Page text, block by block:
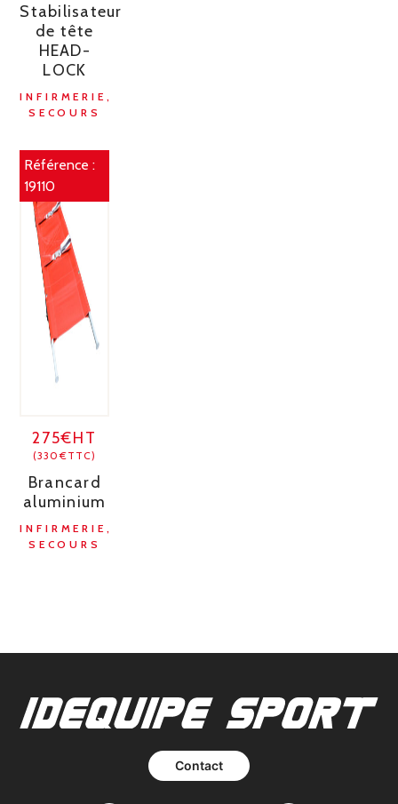
Stabilisateur
de tête
HEAD-
LOCK
INFIRMERIE,
SECOURS
Référence :
19110
275€HT
(330€TTC)
Brancard
aluminium
INFIRMERIE,
SECOURS
Contact